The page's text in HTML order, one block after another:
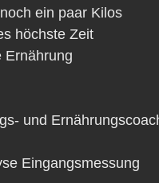
ein paar Kilos
höchste Zeit
Ernährung
und
Eingangsmessung